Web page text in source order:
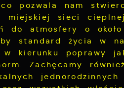
pozwala nam
miejskiej sieci
do atmosfery o
standard życia w
w kierunku poprawy
Zachęcamy